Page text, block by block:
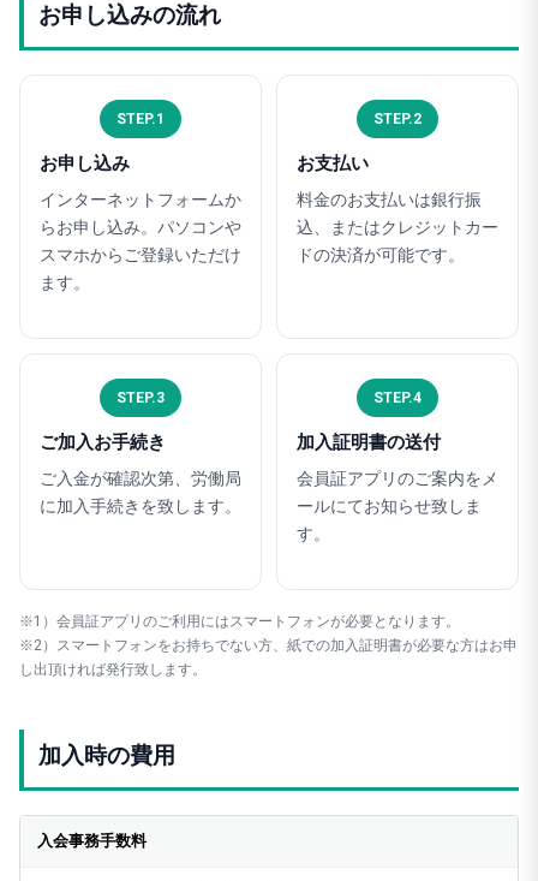
お申し込みの流れ
STEP.1
お申し込み
インターネットフォームか
らお申し込み。パソコンや
スマホからご登録いただけ
ます。
STEP.2
お支払い
料金のお支払いは銀行振
込、またはクレジットカー
ドの決済が可能です。
STEP.3
ご加入お手続き
ご入金が確認次第、労働局
に加入手続きを致します。
STEP.4
加入証明書の送付
会員証アプリのご案内をメ
ールにてお知らせ致しま
す。
※1）会員証アプリのご利用にはスマートフォンが必要となります。
※2）スマートフォンをお持ちでない方、紙での加入証明書が必要な方はお申
し出頂ければ発行致します。
加入時の費用
入会事務手数料